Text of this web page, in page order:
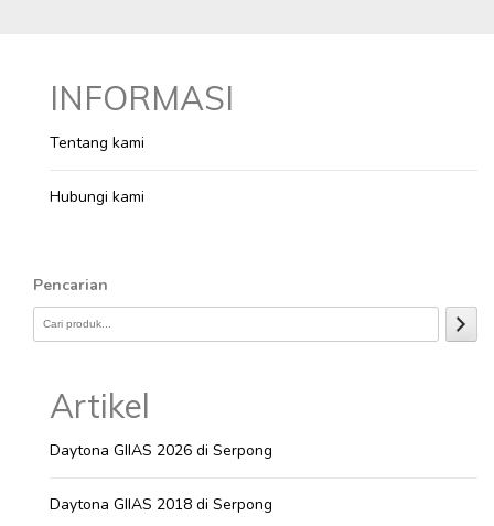
INFORMASI
Tentang kami
Hubungi kami
Pencarian
Artikel
Daytona GIIAS 2026 di Serpong
Daytona GIIAS 2018 di Serpong